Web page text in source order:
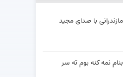
با صدای مجید
نمه کنه بوم ته سر